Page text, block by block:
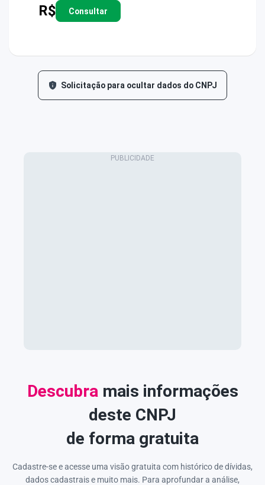
R$ Consultar
Solicitação para ocultar dados do CNPJ
Descubramais informações
deste CNPJ
de forma gratuita
Cadastre-se e acesse uma visão gratuita com histórico de dívidas,
dados cadastrais e muito mais. Para aprofundar a análise,